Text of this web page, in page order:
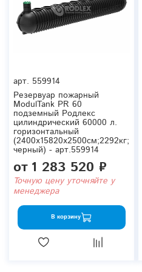
арт. 559914
Резервуар пожарный
ModulTank PR 60
подземный Родлекс
цилиндрический 60000 л.
горизонтальный
(2400x15820x2500см;2292кг;
черный) - арт.559914
от 1 283 520 ₽
Точную цену уточняйте у
менеджера
В корзину